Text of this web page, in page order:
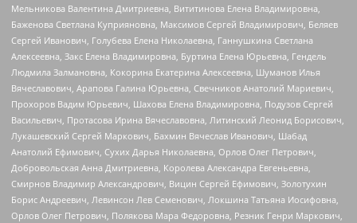
Мельникова Валентина Дмитриевна, Вититинова Елена Владимировна,
Баженова Светлана Куприяновна, Максимов Сергей Владимирович, Беляев
Сергей Иванович, Голубева Елена Николаевна, Ганнушкина Светлана
Алексеевна, Закс Елена Владимировна, Буртина Елена Юрьевна, Гендель
Людмила Залмановна, Кокорина Екатерина Алексеевна, Шуманов Илья
Вячеславович, Арапова Галина Юрьевна, Свечников Анатолий Мариевич,
Прохоров Вадим Юрьевич, Шахова Елена Владимировна, Подузов Сергей
Васильевич, Протасова Ирина Вячеславовна, Литинский Леонид Борисович,
Лукашевский Сергей Маркович, Бахмин Вячеслав Иванович, Шабад
Анатолий Ефимович, Сухих Дарья Николаевна, Орлов Олег Петрович,
Добровольская Анна Дмитриевна, Королева Александра Евгеньевна,
Смирнов Владимир Александрович, Вицин Сергей Ефимович, Золотухин
Борис Андреевич, Левинсон Лев Семенович, Локшина Татьяна Иосифовна,
Орлов Олег Петрович, Полякова Мара Федоровна, Резник Генри Маркович,